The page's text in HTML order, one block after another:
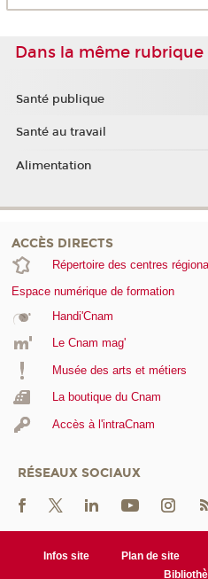
Dans la même rubrique
Santé publique
Santé au travail
Alimentation
ACCÈS DIRECTS
Répertoire des centres
Espace numérique de formation
Handi'Cnam
Le Cnam mag'
Musée des arts et métiers
La boutique du Cnam
Accès à l'intraCnam
RÉSEAUX SOCIAUX
Infos site Plan de site